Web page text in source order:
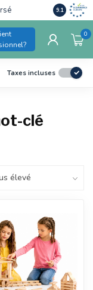
Conforme
pour
9.1
0
Taxes incluses
clé